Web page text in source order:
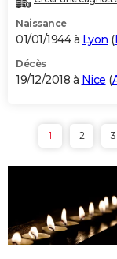
Naissance
01/01/1944 à Lyon (
Décès
19/12/2018 à Nice (
1 2 3